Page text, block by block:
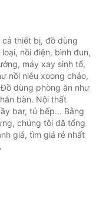
thiết bị, đồ dùng
nồi điện, bình đun,
máy xay sinh tố,
nồi niêu xoong chảo,
dùng phòng ăn như
bàn. Nội thất
bar, tủ bếp... Bằng
chúng tôi đã tổng
giá, tìm giá rẻ nhất